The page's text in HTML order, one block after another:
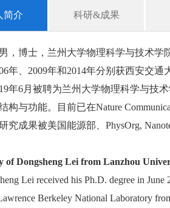
简介 科研&成果
，博士，兰州大学物理科学与技术
年、2009年和2014年分别获西安交
年6月被聘为兰州大学物理科学与技
构与功能。目前已在Nature
究成果被美国能源部、PhysOrg,
of Dongsheng Lei from Lanzhou
Lei received his Ph.D. degree in
Berkeley National Laboratory